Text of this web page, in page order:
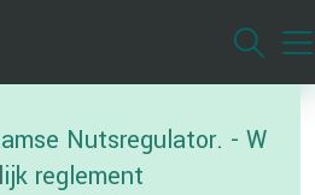
inhoud
gaan
Nutsregulator. - W
reglement